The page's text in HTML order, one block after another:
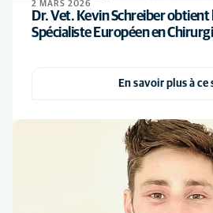
2 MARS 2026
Dr. Vet. Kevin Schreiber obtient
Spécialiste Européen en
En savoir plus à ce